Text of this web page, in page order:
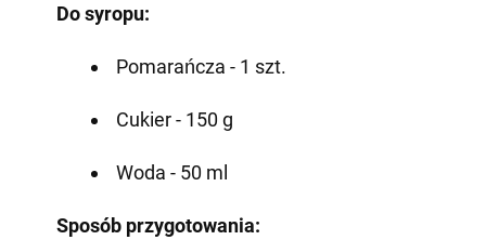
Do syropu:
Pomarańcza - 1 szt.
Cukier - 150 g
Woda - 50 ml
Sposób przygotowania: